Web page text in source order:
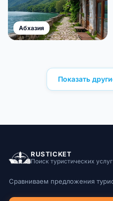
Показать
Сравниваем предложения